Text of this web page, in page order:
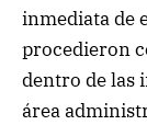
inmediata de
procedieron
dentro de las
área